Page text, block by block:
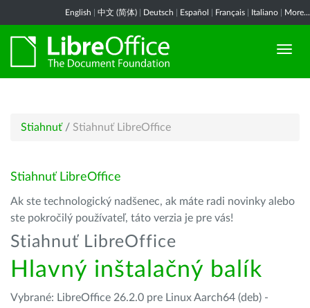
English 中文 (简体) Deutsch Español Français Italiano More...
Stiahnuť / Stiahnuť LibreOffice
Stiahnuť LibreOffice
Ak ste technologický nadšenec, ak máte radi novinky alebo
ste pokročilý používateľ, táto verzia je pre vás!
Stiahnuť LibreOffice
Hlavný inštalačný balík
Vybrané: LibreOffice 26.2.0 pre Linux Aarch64 (deb) -